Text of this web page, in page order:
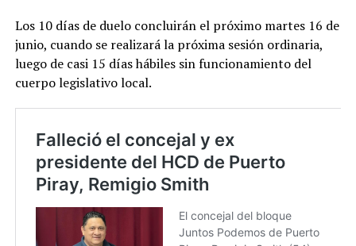
Los 10 días de duelo concluirán el próximo martes 16 de
junio, cuando se realizará la próxima sesión ordinaria,
luego de casi 15 días hábiles sin funcionamiento del
cuerpo legislativo local.